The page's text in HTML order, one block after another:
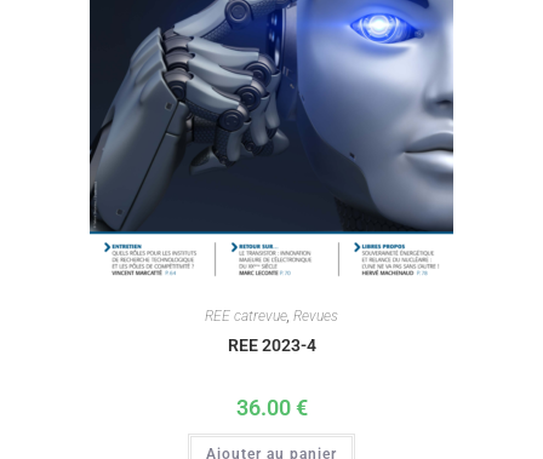
REE catrevue Revues
REE 2023-4
36.00€
Ajouter au panier